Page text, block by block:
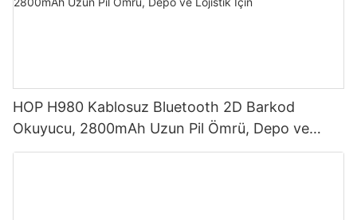
HOP H980 Kablosuz Bluetooth 2D Barkod
Okuyucu, 2800mAh Uzun Pil Ömrü, Depo ve
Lojistik İçin